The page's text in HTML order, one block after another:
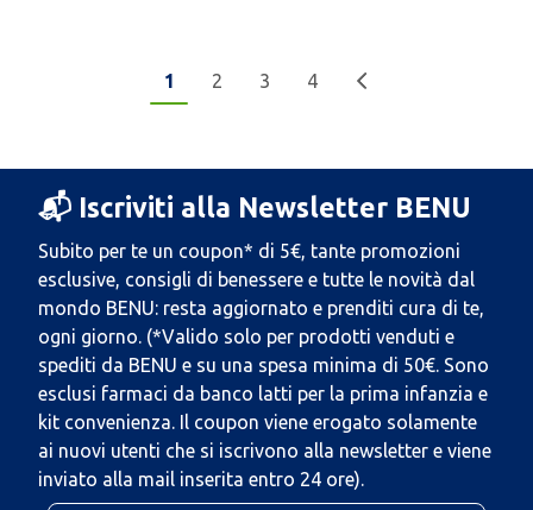
1 2 3 4
📬 Iscriviti alla Newsletter BENU
Subito per te un coupon* di 5€, tante promozioni
esclusive, consigli di benessere e tutte le novità dal
mondo BENU: resta aggiornato e prenditi cura di te,
ogni giorno. (*Valido solo per prodotti venduti e
spediti da BENU e su una spesa minima di 50€. Sono
esclusi farmaci da banco latti per la prima infanzia e
kit convenienza. Il coupon viene erogato solamente
ai nuovi utenti che si iscrivono alla newsletter e viene
inviato alla mail inserita entro 24 ore).